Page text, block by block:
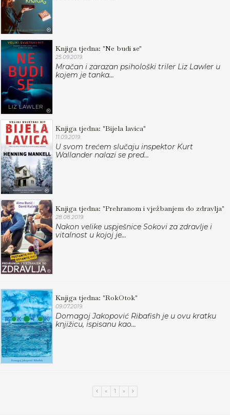
Knjiga tjedna: "Ne budi se"
25.09.2019.
Mračan i zarazan psihološki triler Liz Lawler u
kojem je tanka...
Knjiga tjedna: "Bijela lavica"
11.09.2019.
U svom trećem slučaju inspektor Kurt
Wallander nalazi se pred...
Knjiga tjedna: "Prehranom i vježbanjem do zdravlja"
28.08.2019.
Nakon velike uspješnice Sokovi za zdravlje i
vitalnost u kojoj je...
Knjiga tjedna: "RokOtok"
09.07.2019.
Domagoj Jakopović Ribafish je u ovu kratku
knjižicu, ispisanu kao...
« 1 »